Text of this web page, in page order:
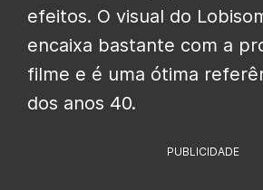
efeitos. O visual do
encaixa bastante com a
filme e é uma ótima
dos anos 40.
PUBLICIDADE